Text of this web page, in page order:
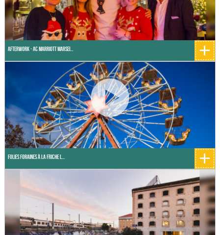
Afterwork - AC Marriott Marsei... +
Folies foraines à la friche l... +